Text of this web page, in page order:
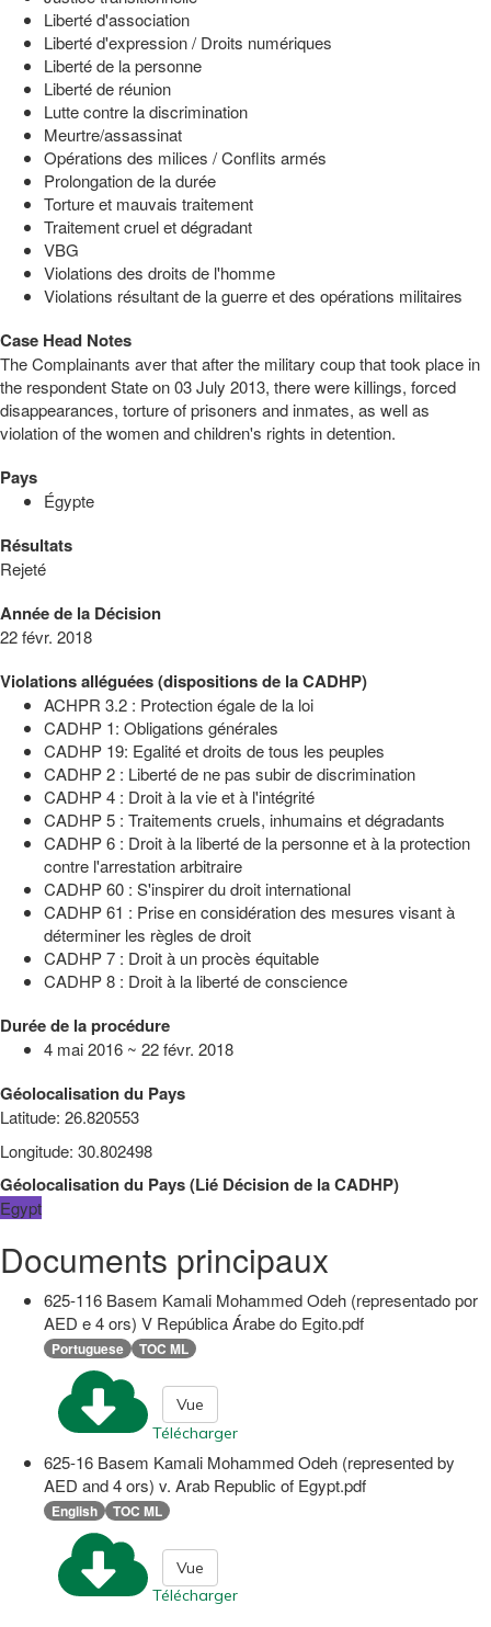
Liberté d'association
Liberté d'expression / Droits numériques
Liberté de la personne
Liberté de réunion
Lutte contre la discrimination
Meurtre/assassinat
Opérations des milices / Conflits armés
Prolongation de la durée
Torture et mauvais traitement
Traitement cruel et dégradant
VBG
Violations des droits de l'homme
Violations résultant de la guerre et des opérations militaires
Case Head Notes
The Complainants aver that after the military coup that took place in
the respondent State on 03 July 2013, there were killings, forced
disappearances, torture of prisoners and inmates, as well as
violation of the women and children's rights in detention.
Pays
Égypte
Résultats
Rejeté
Année de la Décision
22 févr. 2018
Violations alléguées (dispositions de la CADHP)
ACHPR 3.2 : Protection égale de la loi
CADHP 1: Obligations générales
CADHP 19: Egalité et droits de tous les peuples
CADHP 2 : Liberté de ne pas subir de discrimination
CADHP 4 : Droit à la vie et à l'intégrité
CADHP 5 : Traitements cruels, inhumains et dégradants
CADHP 6 : Droit à la liberté de la personne et à la protection
contre l'arrestation arbitraire
CADHP 60 : S'inspirer du droit international
CADHP 61 : Prise en considération des mesures visant à
déterminer les règles de droit
CADHP 7 : Droit à un procès équitable
CADHP 8 : Droit à la liberté de conscience
Durée de la procédure
4 mai 2016 ~ 22 févr. 2018
Géolocalisation du Pays
Latitude: 26.820553
Longitude: 30.802498
Géolocalisation du Pays(Lié Décision de la CADHP)
Egypt
Documents principaux
625-116 Basem Kamali Mohammed Odeh (representado por
AED e 4 ors) V República Árabe do Egito.pdf
Portuguese TOC ML
Télécharger
Vue
625-16 Basem Kamali Mohammed Odeh (represented by
AED and 4 ors) v. Arab Republic of Egypt.pdf
English TOC ML
Télécharger
Vue